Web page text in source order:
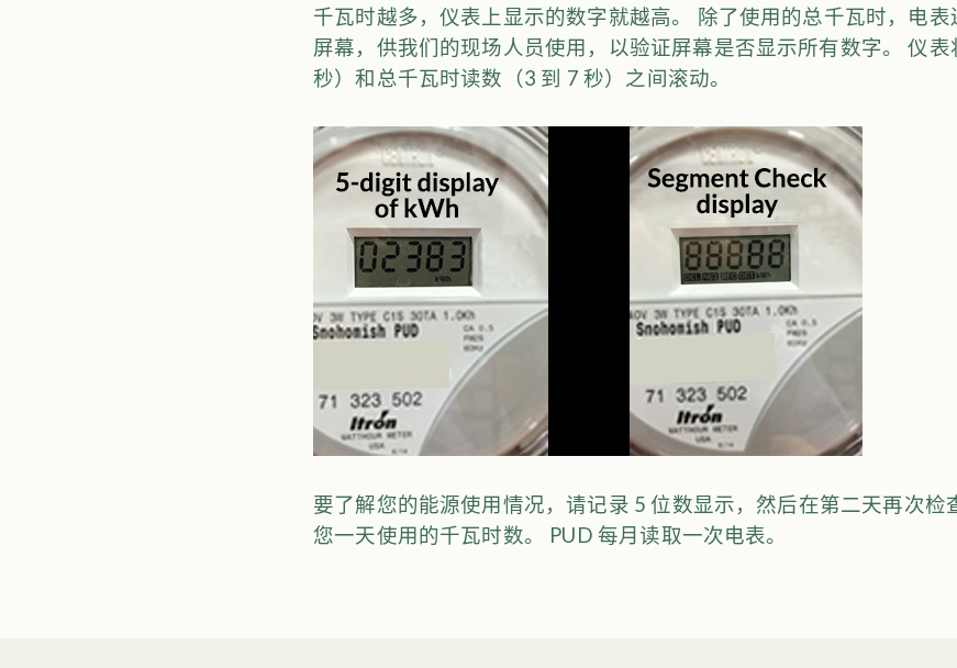
千瓦时越多，仪表上显示的数字就越高。 除了使用的总千瓦时，电
屏幕，供我们的现场人员使用，以验证屏幕是否显示所有数字。 仪
秒）和总千瓦时读数（3 到 7 秒）之间滚动。
要了解您的能源使用情况，请记录 5 位数显示，然后在第二天再次检
您一天使用的千瓦时数。 PUD 每月读取一次电表。